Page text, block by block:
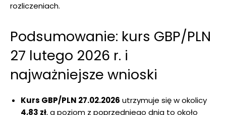
rozliczeniach.
Podsumowanie: kurs GBP/PLN
27 lutego 2026 r. i
najważniejsze wnioski
Kurs GBP/PLN 27.02.2026 utrzymuje się w okolicy
4,83 zł, a poziom z poprzedniego dnia to około